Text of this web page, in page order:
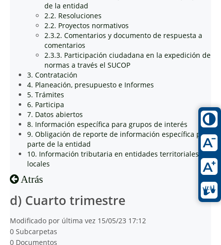
de la entidad
2.2. Resoluciones
2.2. Proyectos normativos
2.3.2. Comentarios y documento de respuesta a
comentarios
2.3.3. Participación ciudadana en la expedición de
normas a través el SUCOP
3. Contratación
4. Planeación, presupuesto e Informes
5. Trámites
6. Participa
7. Datos abiertos
8. Información específica para grupos de interés
9. Obligación de reporte de información específica por
parte de la entidad
10. Información tributaria en entidades territoriales
locales
Atrás
d) Cuarto trimestre
Modificado por última vez 15/05/23 17:12
0 Subcarpetas
0 Documentos